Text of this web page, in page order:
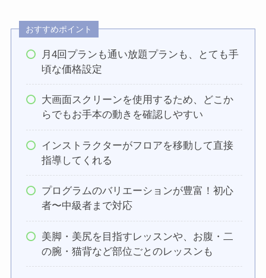
おすすめポイント
月4回プランも通い放題プランも、とても手
頃な価格設定
大画面スクリーンを使用するため、どこか
らでもお手本の動きを確認しやすい
インストラクターがフロアを移動して直接
指導してくれる
プログラムのバリエーションが豊富！初心
者〜中級者まで対応
美脚・美尻を目指すレッスンや、お腹・二
の腕・猫背など部位ごとのレッスンも